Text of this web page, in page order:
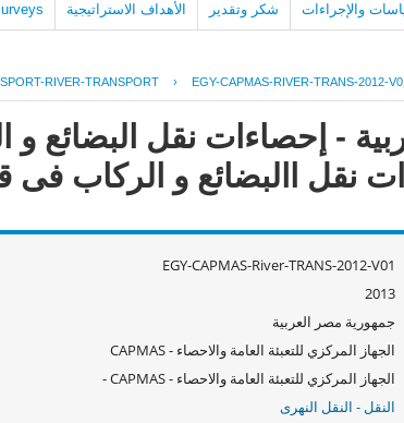
والإجراءات شكر وتقدير الأهداف الاستراتيجية
RIVER-TRANSPORT › EGY-CAPMAS-RIVER-TRANS-2012-
- إحصاءات نقل البضائع و
EGY-CAPMAS-River-TRANS-2012-V01
2013
جمهورية مصر العربية
الجهاز المركزي للتعبئة العامة والاحصاء - CAPMAS
الجهاز المركزي للتعبئة العامة والاحصاء - CAPMAS -
النقل - النقل النهرى